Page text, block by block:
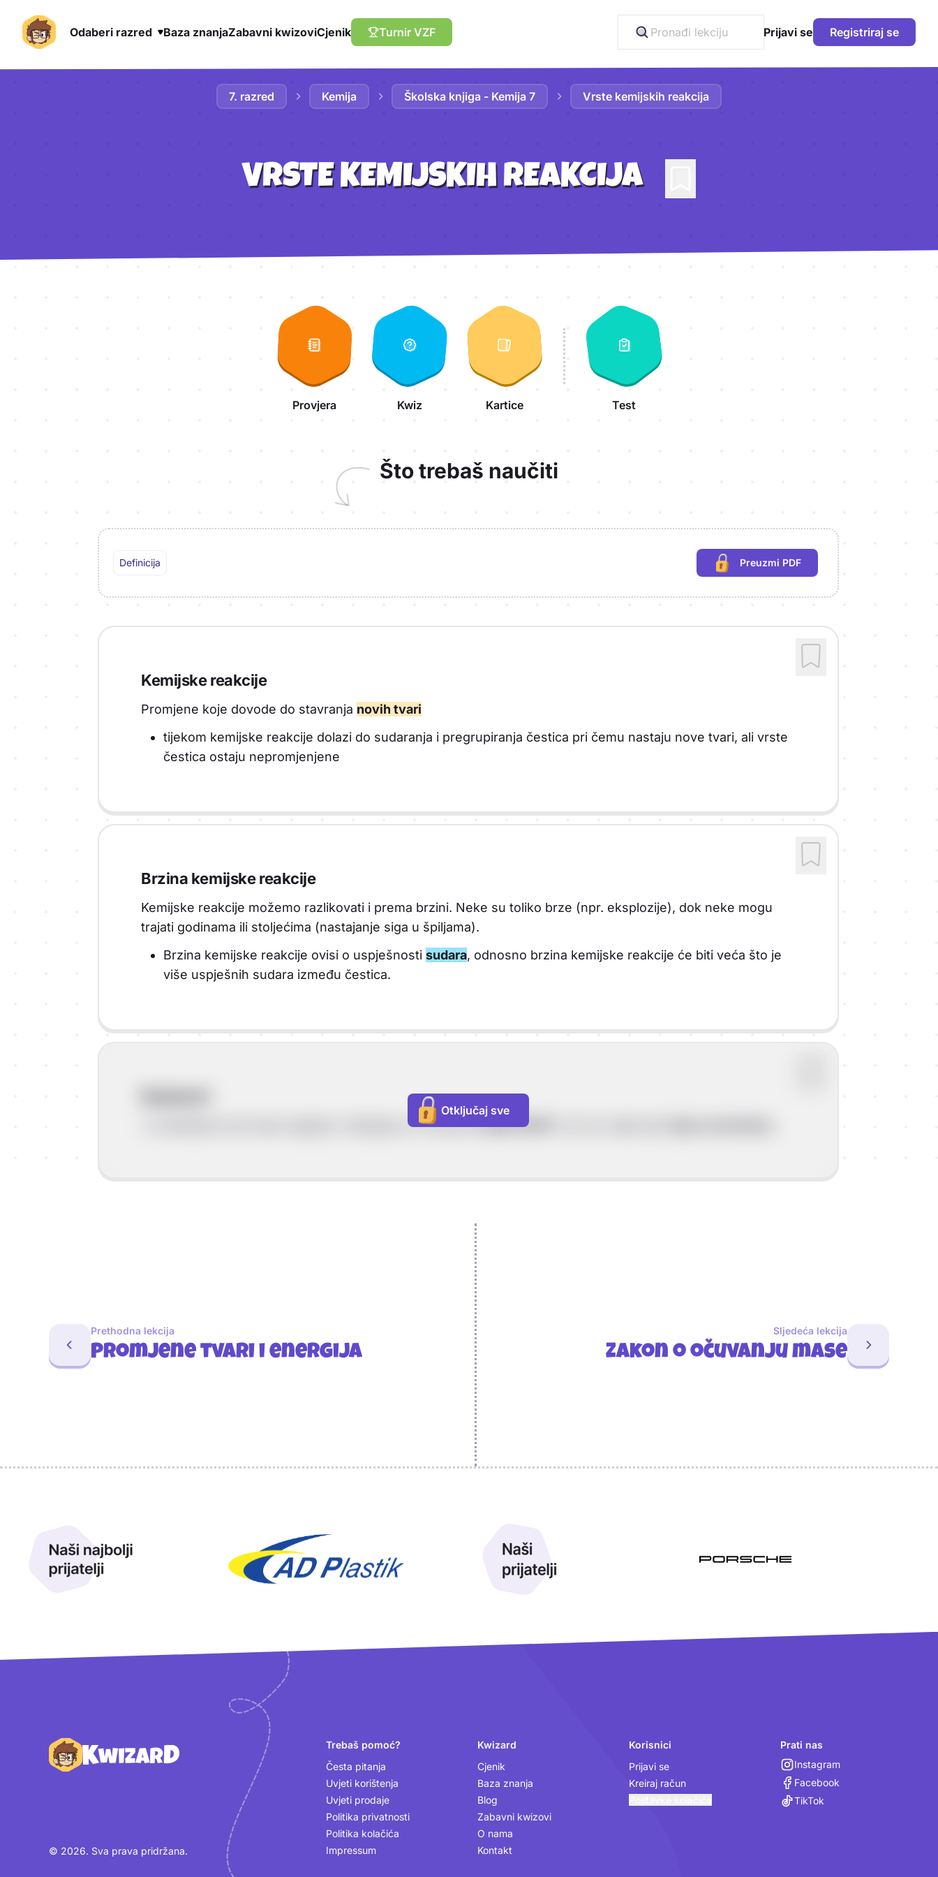
Odaberi razred Baza znanjaZabavni kwizoviCjenik Turnir VZF Prijavi se Registriraj se
7. razred
Kemija Školska knjiga - Kemija 7 Vrste kemijskih reakcija
VRSTE KEMIJSKIH REAKCIJA
Provjera Kwiz Kartice Test
Što trebaš naučiti
Definicija Preuzmi PDF
(potrebna prijava)
Kemijske reakcije
Promjene koje dovode do stavranja novih tvari
tijekom kemijske reakcije dolazi do sudaranja i pregrupiranja čestica pri čemu nastaju nove tvari, ali vrste
čestica ostaju nepromjenjene
Brzina kemijske reakcije
Kemijske reakcije možemo razlikovati i prema brzini. Neke su toliko brze (npr. eksplozije), dok neke mogu
trajati godinama ili stoljećima (nastajanje siga u špiljama).
Brzina kemijske reakcije ovisi o uspješnosti sudara, odnosno brzina kemijske reakcije će biti veća što je
više uspješnih sudara između čestica.
.U reakcijama tvari koje reagiraju i mijenjaju se, nazivamoREAKTANTI
Otključaj sve
Prethodna lekcija
Promjene tvari i energija
Sljedeća lekcija
Zakon o očuvanju mase
Podnožje
© 2026. Sva prava pridržana.
Trebaš pomoć?
Česta pitanja
Uvjeti korištenja
Uvjeti prodaje
Politika privatnosti
Politika kolačića
Impressum
Kwizard
Cjenik
Baza znanja
Blog
Zabavni kwizovi
O nama
Kontakt
Korisnici
Prijavi se
Kreiraj račun
Prati nas
Instagram
Facebook
TikTok